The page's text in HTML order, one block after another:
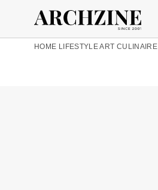
HOME LIFESTYLEART CULINAIRE